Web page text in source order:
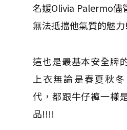
名媛Olivia Palermo儘
無法抵擋他氣質的魅
這也是最基本安全牌
上衣無論是春夏秋
代，都跟牛仔褲一樣
品!!!!